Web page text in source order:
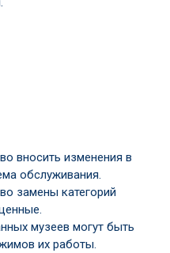
вносить изменения в
обслуживания.
замены категорий
музеев могут быть
их работы.